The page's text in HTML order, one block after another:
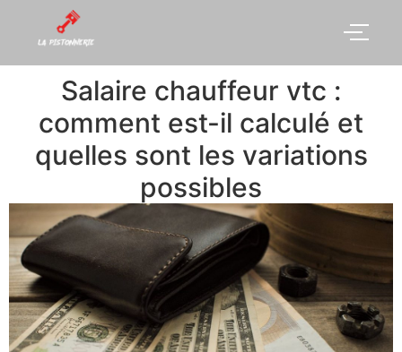
Salaire chauffeur vtc :
comment est-il calculé et
quelles sont les variations
possibles